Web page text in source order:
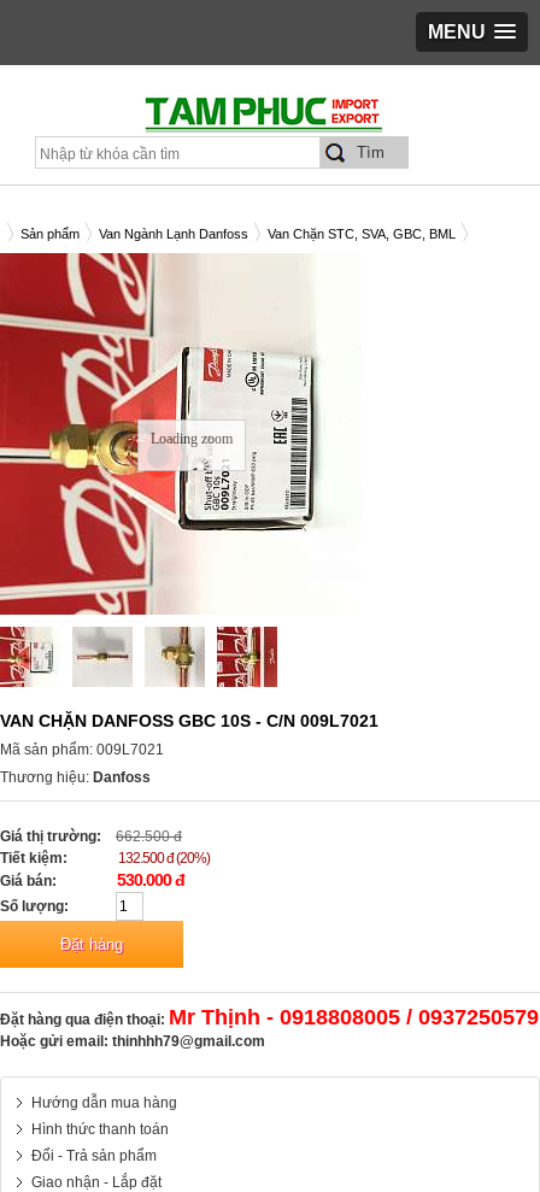
MENU
Sản phẩm Van Ngành Lạnh Danfoss
Van Chặn STC, SVA, GBC, BML
CHẶN DANFOSS GBC 10S - C/N 009L7021
Loading zoom
VAN CHẶN DANFOSS GBC 10S - C/N 009L7021
Mã sản phẩm: 009L7021
Thương hiệu: Danfoss
Giá thị trường:
662.500 đ
Tiết kiệm:
132.500 đ (20%)
Giá bán:
530.000 đ
Số lượng:
Đặt hàng qua điện thoại: Mr Thịnh - 0918808005 / 0937250579
Hoặc gửi email: thinhhh79@gmail.com
Hướng dẫn mua hàng
Hình thức thanh toán
Đổi - Trả sản phẩm
Giao nhận - Lắp đặt